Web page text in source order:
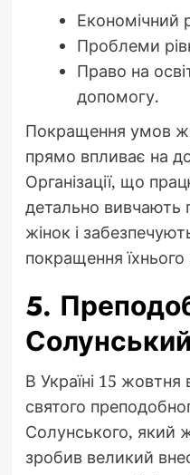
Економічний
Проблеми
Право на
допомогу.
Покращення умов
прямо впливає на
Організації, що
детально вивчають
жінок і
покращення
5.
Солунський
В Україні 15
святого
Солунського, який
зробив великий